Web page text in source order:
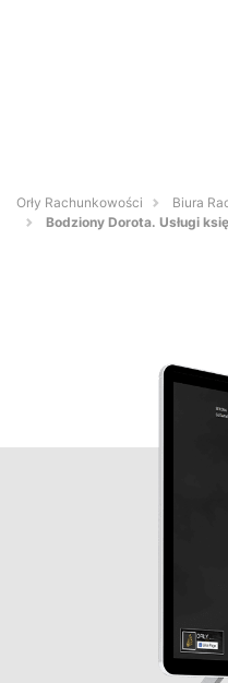
Orły Rachunkowości
Biura
Bodziony Dorota. Usługi